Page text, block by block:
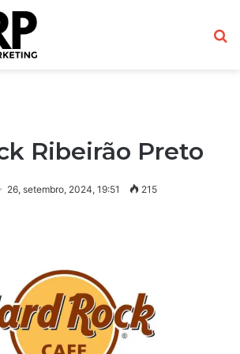
Ribeirão Preto
26, setembro, 2024, 19:51 215